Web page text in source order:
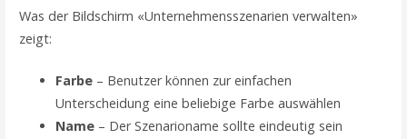
Was der Bildschirm «Unternehmensszenarien verwalten»
zeigt:
Farbe– Benutzer können zur einfachen
Unterscheidung eine beliebige Farbe auswählen
Name– Der Szenarioname sollte eindeutig sein